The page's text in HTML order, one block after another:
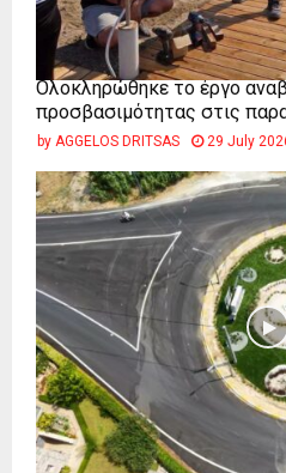
Ολοκληρώθηκε το έργο
προσβασιμότητας στις
by AGGELOS DRITSAS 29 July